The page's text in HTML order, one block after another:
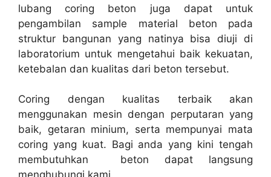
lubang coring beton juga dapat untuk
pengambilan sample material beton pada
struktur bangunan yang natinya bisa diuji di
laboratorium untuk mengetahui baik kekuatan,
ketebalan dan kualitas dari beton tersebut.
Coring dengan kualitas terbaik akan
menggunakan mesin dengan perputaran yang
baik, getaran minium, serta mempunyai mata
coring yang kuat. Bagi anda yang kini tengah
membutuhkan beton dapat langsung